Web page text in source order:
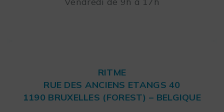
RITME
RUE DES ANCIENS ETANGS 40
1190 BRUXELLES (FOREST) – BELGIQUE